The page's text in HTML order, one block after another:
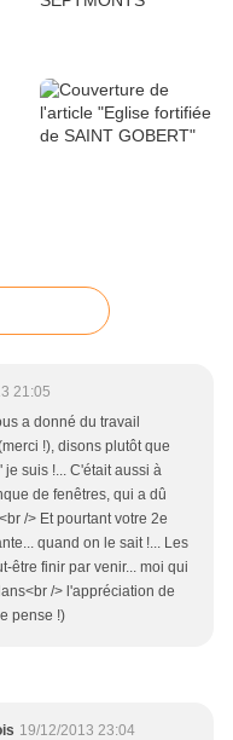
21:05
a donné du travail
!), disons plutôt que
suis !... C'était aussi à
de fenêtres, qui a dû
/> Et pourtant votre 2e
quand on le sait !... Les
être finir par venir... moi qui
/> l'appréciation de
pense !)
19/12/2013 23:04